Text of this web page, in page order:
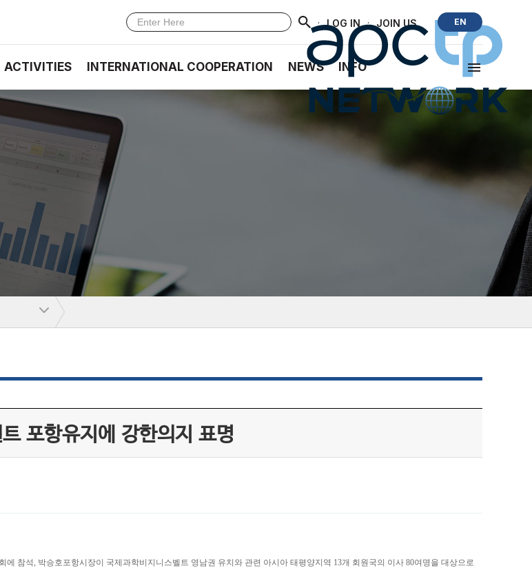
· LOG IN · JOIN US EN
ACTIVITIES INTERNATIONAL COOPERATION NEWS INFO
포항유지에 강한의지 표명
참석, 박승호포항시장이 국제과학비지니스벨트 영남권 유치와 관련 아시아 태평양지역 13개 회원국의 이사 80여명을 대상으로